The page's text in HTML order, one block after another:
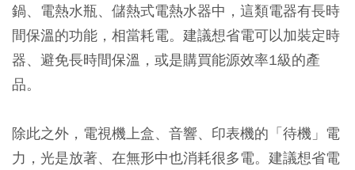
鍋、電熱水瓶、儲熱式電熱水器中，這類電器有長時
間保溫的功能，相當耗電。建議想省電可以加裝定時
器、避免長時間保溫，或是購買能源效率1級的產
品。
除此之外，電視機上盒、音響、印表機的「待機」電
力，光是放著、在無形中也消耗很多電。建議想省電